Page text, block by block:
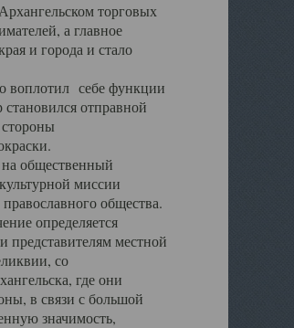
торговых
а главное
и города и стало
себе функции
отправной
общественный
миссии
общества.
определяется
представителям местной
со
где они
в связи с большой
значимость,